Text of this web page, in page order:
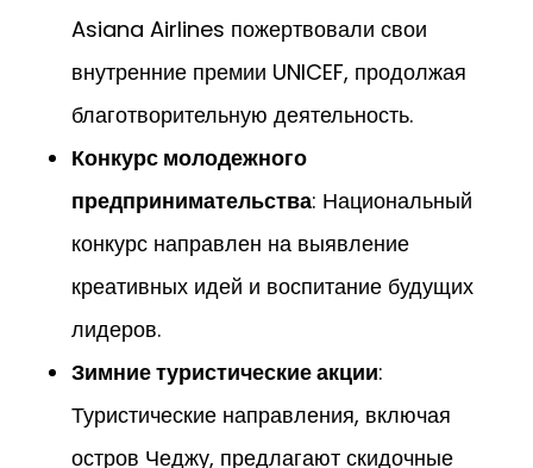
Asiana Airlines пожертвовали свои
внутренние премии UNICEF, продолжая
благотворительную деятельность.
Конкурс молодежного
предпринимательства: Национальный
конкурс направлен на выявление
креативных идей и воспитание будущих
лидеров.
Зимние туристические акции:
Туристические направления, включая
остров Чеджу, предлагают скидочные